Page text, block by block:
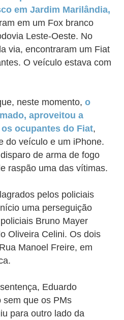
em Jardim Marilândia,
em um Fox branco
Leste-Oeste. No
via, encontraram um Fiat
O veículo estava com
neste momento,o
aproveitou a
ocupantes do Fiat,
do veículo e um iPhone.
de arma de fogo
raspão uma das vítimas.
pelos policiais
uma perseguição
Bruno Mayer
Oliveira Celini. Os dois
Manoel Freire, em
Eduardo
sem que os PMs
para outro lado da